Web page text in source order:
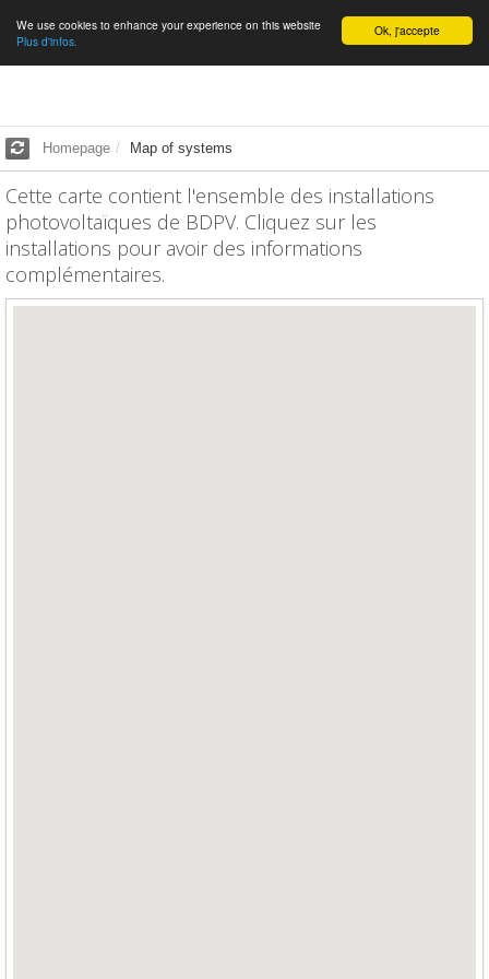
English Ok, j'accepte
We use cookies to enhance your experience on this website
Plus d'infos.
Homepage Map of systems
Cette carte contient l'ensemble des installations
photovoltaïques de BDPV. Cliquez sur les
installations pour avoir des informations
complémentaires.